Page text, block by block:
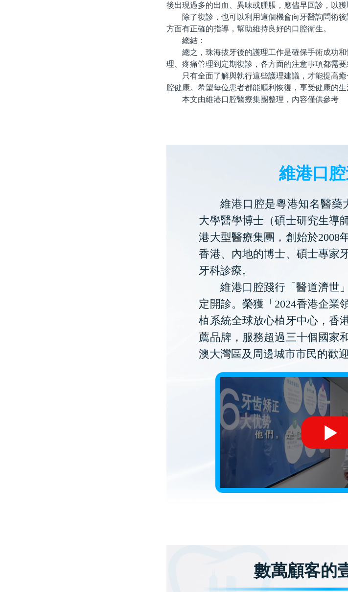
後出現過多的出血、異味或腫脹，應儘早回診，以獲
除了復診，也可以利用這個機會向牙醫詢問術後
方面有正確的指導，幫助維持良好的口腔衛生。
總結：
總之，珠海拔牙後的護理工作是確保手術成功和
理、疼痛管理到定期復診，各方面的注意事項都需要
只有全面了解與執行這些護理建議，才能提高癒
腔健康。希望每位患者都能順利恢復，享受健康的生
本文由維港口腔醫療集團整理，內容僅供參考
維港口
維港口腔是粵港知名醫藥
大學醫學博士（碩士研究生導
港大型醫療集團，創始於2008
香港、內地的博士、碩士專家
牙科診療。
維港口腔踐行「醫道濟世
定開診。榮獲「2024香港企業
植系統全球放心植牙中心，香
薦品牌，服務超過三十個國家
澳大灣區及周邊城市市民的歡迎
數萬顧客的